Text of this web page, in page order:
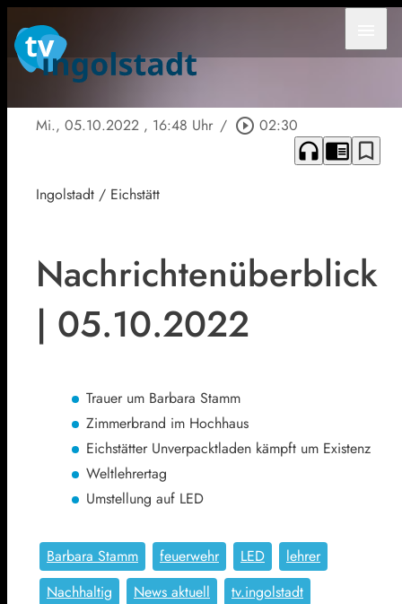
Mi., 05.10.2022 , 16:48 Uhr / play_circle_outline 02:30
headphones chrome_reader_mode bookmark_border
Ingolstadt / Eichstätt
Nachrichtenüberblick
| 05.10.2022
Trauer um Barbara Stamm
Zimmerbrand im Hochhaus
Eichstätter Unverpacktladen kämpft um Existenz
Weltlehrertag
Umstellung auf LED
Barbara Stamm feuerwehr LED
lehrer
Nachhaltig
News aktuell
tv.ingolstadt